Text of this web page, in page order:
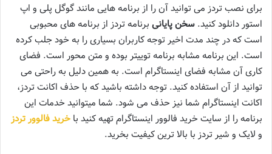
برای نصب تردز می توانید آن را از برنامه هایی مانند گوگل پلی و اپ
استور دانلود کنید. سخن پایانی برنامه تردز از برنامه های محبوبی
است که در چند مدت اخیر توجه کاربران بسیاری را به خود جلب کرده
است. این برنامه مشابه برنامه توییتر بوده و متن محور است. فضای
کاری آن مشابه فضای اینستاگرام است. به همین دلیل به راحتی می
توانید از آن استفاده کنید. توجه داشته باشید که با حذف اکانت تردز،
اکانت اینستاگرام شما نیز حذف می شود. شما میتوانید خدمات این
برنامه را از سایت خرید فالوور اینستاگرام تهیه کنید با خرید فالوور تردز
و لایک و شیر تردز با بالا ترین کیفیت بخرید.